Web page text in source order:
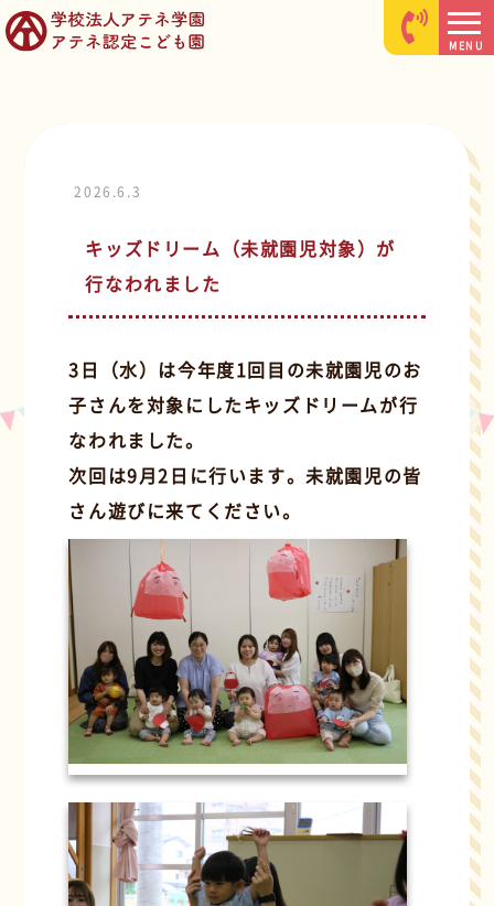
MENU
2026.6.3
キッズドリーム（未就園児対象）が
行なわれました
3日（水）は今年度1回目の未就園児のお
子さんを対象にしたキッズドリームが行
なわれました。
次回は9月2日に行います。未就園児の皆
さん遊びに来てください。